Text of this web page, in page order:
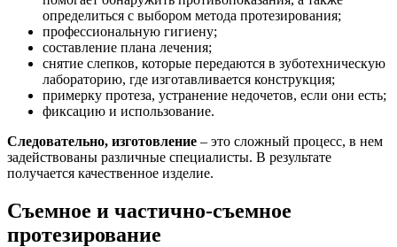
определиться с выбором метода протезирования;
профессиональную гигиену;
составление плана лечения;
снятие слепков, которые передаются в зуботехническую
лабораторию, где изготавливается конструкция;
примерку протеза, устранение недочетов, если они есть;
фиксацию и использование.
Следовательно, изготовление – это сложный процесс, в нем
задействованы различные специалисты. В результате
получается качественное изделие.
Съемное и частично-съемное
протезирование